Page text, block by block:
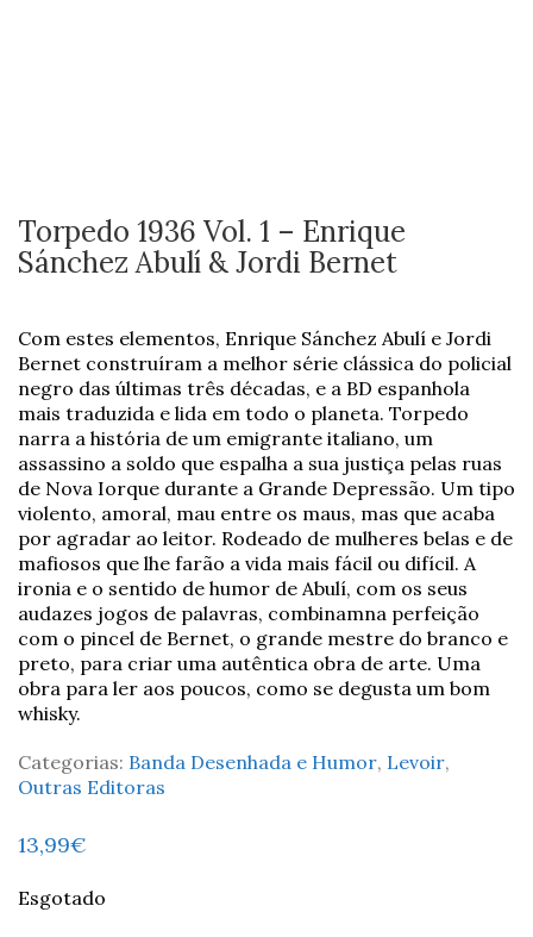
Torpedo 1936 Vol. 1 – Enrique
Sánchez Abulí & Jordi Bernet
Com estes elementos, Enrique Sánchez Abulí e Jordi
Bernet construíram a melhor série clássica do policial
negro das últimas três décadas, e a BD espanhola
mais traduzida e lida em todo o planeta. Torpedo
narra a história de um emigrante italiano, um
assassino a soldo que espalha a sua justiça pelas ruas
de Nova Iorque durante a Grande Depressão. Um tipo
violento, amoral, mau entre os maus, mas que acaba
por agradar ao leitor. Rodeado de mulheres belas e de
mafiosos que lhe farão a vida mais fácil ou difícil. A
ironia e o sentido de humor de Abulí, com os seus
audazes jogos de palavras, combinamna perfeição
com o pincel de Bernet, o grande mestre do branco e
preto, para criar uma autêntica obra de arte. Uma
obra para ler aos poucos, como se degusta um bom
whisky.
Categorias: Banda Desenhada e Humor, Levoir,
Outras Editoras
13,99€
Esgotado